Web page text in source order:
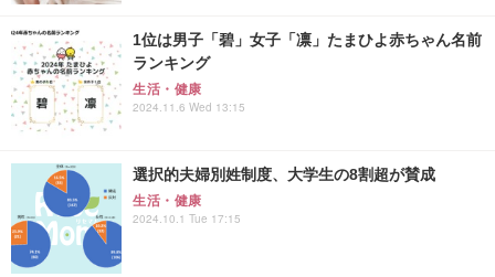
1位は男子「碧」女子「凛」たまひよ赤ちゃん名前
ランキング
生活・健康
2024.11.6 Wed 13:15
選択的夫婦別姓制度、大学生の8割超が賛成
生活・健康
2024.10.1 Tue 17:15